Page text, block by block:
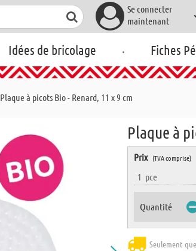
Se connecter
maintenant
Idées de bricolage . Fiches
Plaque à picots Bio - Renard, 11 x 9 cm
Plaque à
Prix (TVA comprise)
1 pce
Quantité
Seulement